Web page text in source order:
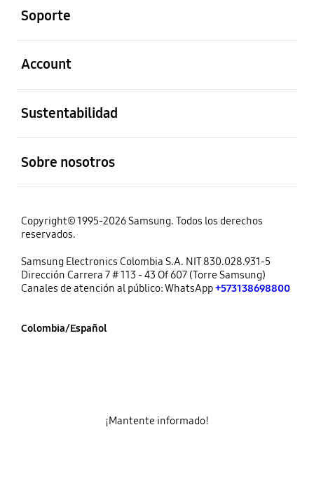
Soporte
Account
Sustentabilidad
Sobre nosotros
Copyright© 1995-2026 Samsung. Todos los derechos
reservados.
Samsung Electronics Colombia S.A. NIT 830.028.931-5
Dirección Carrera 7 # 113 - 43 Of 607 (Torre Samsung)
Canales de atención al público: WhatsApp+573138698800
Colombia/Español
¡Mantente informado!